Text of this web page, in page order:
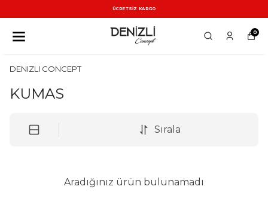
ÜCRETSİZ KARGO
0
DENIZLI CONCEPT
KUMAS
Sırala
Aradığınız ürün bulunamadı